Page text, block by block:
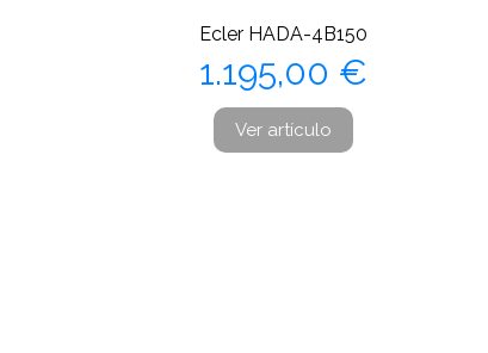
Ecler HADA-4B150
Precio
1.195,00 €
Ver artículo